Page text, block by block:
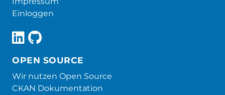
Einloggen
OPEN SOURCE
Wir nutzen Open Source
CKAN Dokumentation